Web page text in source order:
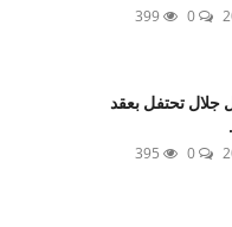
0
399
جلال تحتفل بعقد
0
395